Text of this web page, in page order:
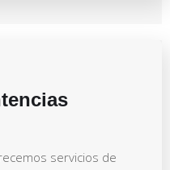
servicios de